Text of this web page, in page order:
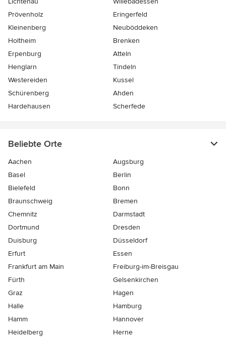
Prövenholz
Eringerfeld
Kleinenberg
Neuböddeken
Holtheim
Brenken
Erpenburg
Atteln
Henglarn
Tindeln
Westereiden
Kussel
Schürenberg
Ahden
Hardehausen
Scherfede
Beliebte Orte
Aachen
Augsburg
Basel
Berlin
Bielefeld
Bonn
Braunschweig
Bremen
Chemnitz
Darmstadt
Dortmund
Dresden
Duisburg
Düsseldorf
Erfurt
Essen
Frankfurt am Main
Freiburg-im-Breisgau
Fürth
Gelsenkirchen
Graz
Hagen
Halle
Hamburg
Hamm
Hannover
Heidelberg
Herne